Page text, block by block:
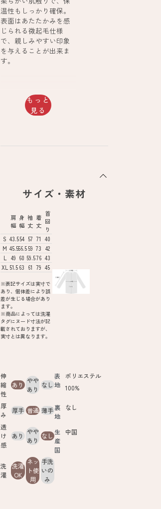
温性もしっかり確保。
表面はあたたかみを感
じられる微起毛仕様
で、親しみやすい印象
を与えることが出来ま
す。
もっと
見る
サイズ・素材
肩
幅
身
幅
袖
丈
着
丈
首
回
り
S 43.554 57 71 40
M 45.556.559 73 42
L
49 60 59.576 43
XL 51.563 61 79 45
※表記サイズは実寸で
あり、個体差により誤
差が生じる場合があり
ます。
※商品によっては洗濯
タグにヌード寸法が記
載されておりますが、
実寸とは異なります。
伸
縮
性
あり
やや
あり
なし
厚
み
厚手 普通 薄手
透
け
感
あり
やや
あり
なし
洗
濯
洗濯
OK
ネッ
ト使
用
手洗
いの
み
表
地
ポリエステル
100%
裏
地
なし
生
産
国
中国